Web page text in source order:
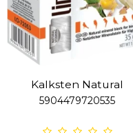
Kalksten Natural
5904479720535